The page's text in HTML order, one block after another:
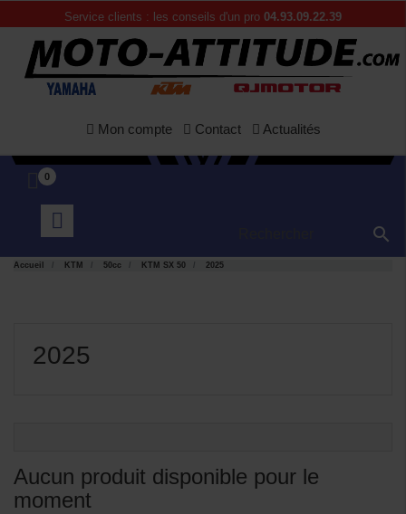
Service clients : les conseils d'un pro 04.93.09.22.39
Mon compte Contact Actualités
0

Accueil KTM 50cc KTM SX 50 2025
2025
Aucun produit disponible pour le
moment